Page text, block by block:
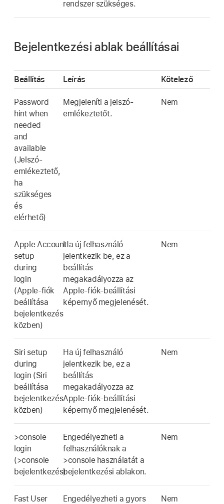
rendszer szükséges.
Bejelentkezési ablak beállításai
Beállítás Leírás Kötelező
Password
hint when
needed
and
available
(Jelszó-
emlékeztető,
ha
szükséges
és
elérhető)
Megjeleníti a jelszó-
emlékeztetőt.
Nem
Apple Account
setup
during
login
(Apple‑fiók
beállítása
bejelentkezés
közben)
Ha új felhasználó
jelentkezik be, ez a
beállítás
megakadályozza az
Apple‑fiók-beállítási
képernyő megjelenését.
Nem
Siri setup
during
login (Siri
beállítása
bejelentkezés
közben)
Ha új felhasználó
jelentkezik be, ez a
beállítás
megakadályozza az
Apple‑fiók-beállítási
képernyő megjelenését.
Nem
>console
login
(>console
bejelentkezés)
Engedélyezheti a
felhasználóknak a
>console használatát a
bejelentkezési ablakon.
Nem
Fast User
Engedélyezheti a gyors
Nem